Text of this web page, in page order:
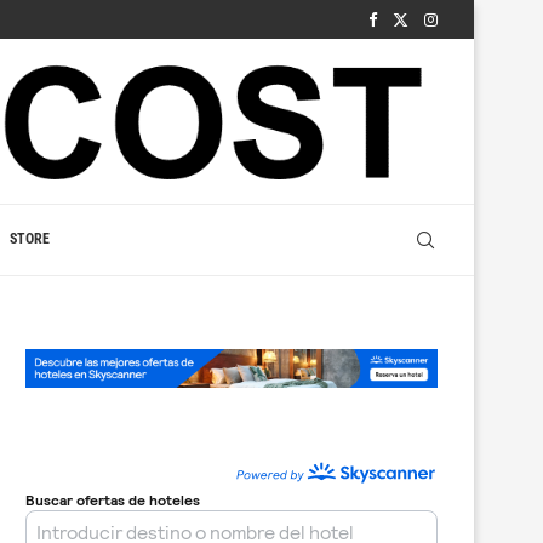
STORE